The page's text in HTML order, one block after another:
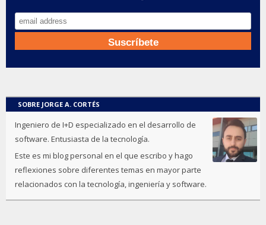
SOBRE JORGE A. CORTÉS
Ingeniero de I+D especializado en el desarrollo de
software. Entusiasta de la tecnología.
Este es mi blog personal en el que escribo y hago
reflexiones sobre diferentes temas en mayor parte
relacionados con la tecnología, ingeniería y software.